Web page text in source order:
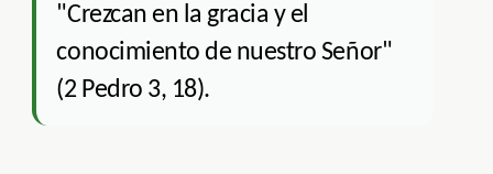
"Crezcan en la gracia y el
conocimiento de nuestro Señor"
(2 Pedro 3, 18).